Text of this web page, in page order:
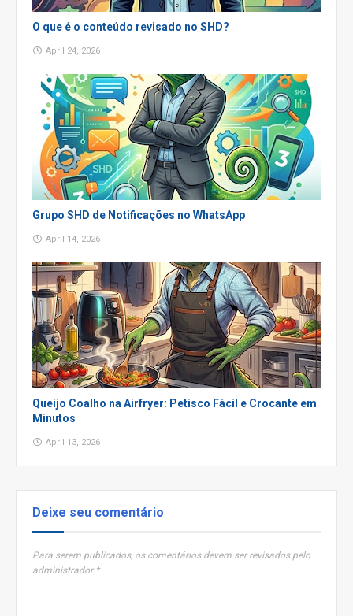
O que é o conteúdo revisado no SHD?
April 24, 2026
Grupo SHD de Notificações no WhatsApp
April 14, 2026
Queijo Coalho na Airfryer: Petisco Fácil e Crocante em
Minutos
April 13, 2026
Deixe seu comentário
Para serem publicados, os comentários devem ser revisados pelo
administrador *